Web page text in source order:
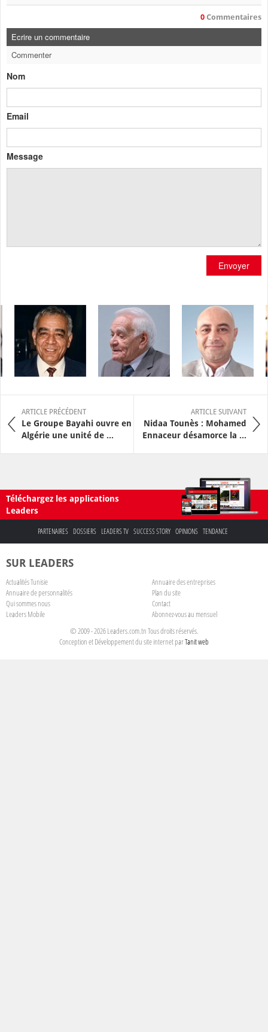
0 Commentaires
Ecrire un commentaire
Commenter
Nom
Email
Message
Envoyer
ARTICLE PRÉCÉDENT
Le Groupe Bayahi ouvre en
Algérie une unité de ...
ARTICLE SUIVANT
Nidaa Tounès : Mohamed
Ennaceur désamorce la ...
Téléchargez les applications
Leaders
PARTENAIRES DOSSIERS LEADERS TV SUCCESS STORY OPINIONS TENDANCE
SUR LEADERS
Actualités Tunisie
Annuaire des entreprises
Annuaire de personnalités
Plan du site
Qui sommes nous
Contact
Leaders Mobile
Abonnez-vous au mensuel
© 2009 - 2026 Leaders.com.tn Tous droits réservés.
Conception et Développement du site internet parTanit web